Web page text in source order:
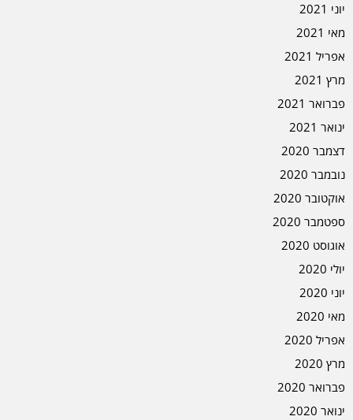
יוני 2021
מאי 2021
אפריל 2021
מרץ 2021
פברואר 2021
ינואר 2021
דצמבר 2020
נובמבר 2020
אוקטובר 2020
ספטמבר 2020
אוגוסט 2020
יולי 2020
יוני 2020
מאי 2020
אפריל 2020
מרץ 2020
פברואר 2020
ינואר 2020